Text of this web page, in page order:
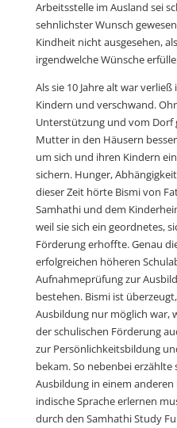
Arbeitsstelle im Ausland sei
sehnlichster Wunsch
Kindheit nicht ausgesehen,
irgendwelche Wünsche
Als sie 10 Jahre alt war
Kindern und verschwand.
Unterstützung und vom Dorf
Mutter in den Häusern
um sich und ihren Kindern
sichern. Hunger,
dieser Zeit hörte Bismi von
Samhathi und dem
weil sie sich ein geordnetes,
Förderung erhoffte. Genau
erfolgreichen höheren
Aufnahmeprüfung zur
bestehen. Bismi ist
Ausbildung nur möglich war,
der schulischen Förderung
zur Persönlichkeitsbildung
bekam. So nebenbei erzählte
Ausbildung in einem
indische Sprache erlernen
durch den Samhathi Study